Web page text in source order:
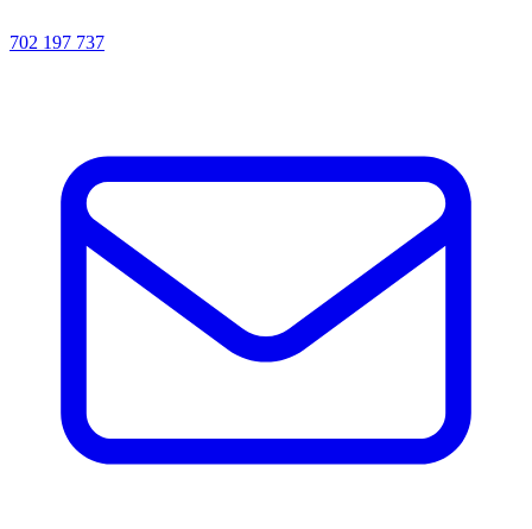
702 197 737